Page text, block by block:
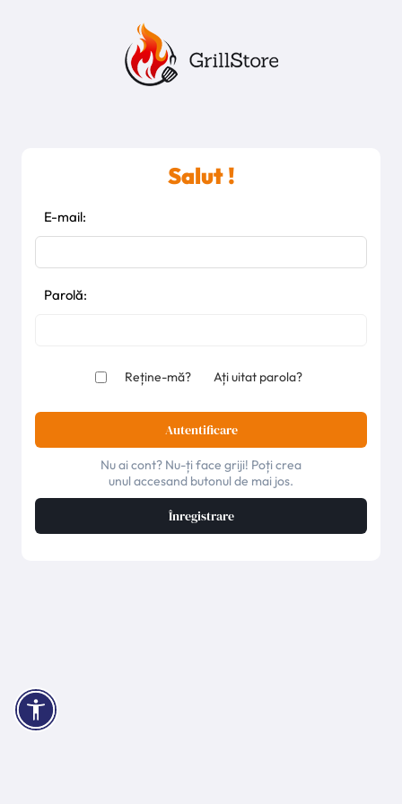
Salut !
E-mail:
Parolă:
Reține-mă? Ați uitat parola?
Autentificare
Nu ai cont? Nu-ți face griji! Poți crea
unul accesand butonul de mai jos.
Înregistrare